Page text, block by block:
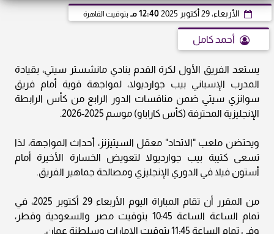
الأربعاء، 29 أكتوبر 2025 12:40 مـ بتوقيت القاهرة
أحمد كامل
يستعد الفريق الأول لكرة القدم بنادي مانشستر سيتي، بقيادة
المدرب الإسباني بيب جوارديولا، لمواجهة قوية أمام فريق
سوانزي سيتي ضمن منافسات الدور الرابع من كأس الرابطة
الإنجليزية المحترفة (كأس كاراباو) موسم 2025-2026.
ويحتضن ملعب "الاتحاد" معقل السيتيزنز، أحداث المواجهة، لذا
تسعى كتيبة بيب جوارديولا لتعويض الخسارة الأخيرة أمام
أستون فيلا في الدوري الإنجليزي ومصالحة جماهير الفريق.
من المقرر أن تقام المباراة اليوم الأربعاء 29 أكتوبر 2025، في
تمام الساعة الساعة 10:45 بتوقيت مصر والسعودية وقطر،
وفي تمام الساعة 11:45 بتوقيت الإمارات وسلطنة عمان.